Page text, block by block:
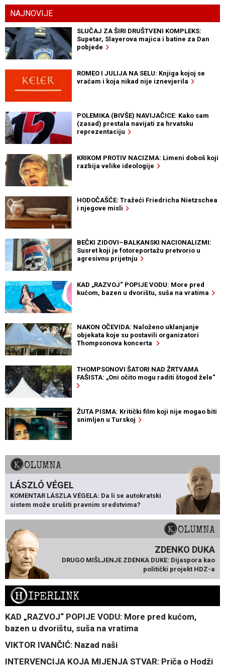
NAJNOVIJE
SLUČAJ ZA ŠIRI DRUŠTVENI KOMPLEKS:
Supetar, Slayerova majica i batine za Dan
pobjede
ROMEO I JULIJA NA SELU: Knjiga kojoj se
vraćam i koja nikad nije iznevjerila
POLEMIKA (BIVŠE) NAVIJAČICE: Kako sam
(zasad) prestala navijati za hrvatsku
reprezentaciju
KRIKOM PROTIV NACIZMA: Limeni doboš koji
razbija velike ideologije
HODOČAŠĆE: Tražeći Friedricha Nietzschea
i njegove misli
BEČKI ZIDOVI–BALKANSKI NACIONALIZMI:
Susret koji je fotoreportažu pretvorio u
agresivnu prijetnju
KAD „RAZVOJ“ POPIJE VODU: More pred
kućom, bazen u dvorištu, suša na vratima
NAKON OČEVIDA: Naloženo uklanjanje
objekata koje su postavili organizatori
Thompsonova koncerta
THOMPSONOVI ŠATORI NAD ŽRTVAMA
FAŠISTA: „Oni očito mogu raditi štogod žele“
ŽUTA PISMA: Kritički film koji nije mogao biti
snimljen u Turskoj
KOLUMNA
LÁSZLÓ VÉGEL
KOMENTAR LÁSZLA VÉGELA: Da li se autokratski
sistem može srušiti pravnim sredstvima?
KOLUMNA
ZDENKO DUKA
DRUGO MIŠLJENJE ZDENKA DUKE: Dijaspora kao
politički projekt HDZ-a
HIPERLINK
KAD „RAZVOJ“ POPIJE VODU: More pred kućom,
bazen u dvorištu, suša na vratima
VIKTOR IVANČIĆ: Nazad naši
INTERVENCIJA KOJA MIJENJA STVAR: Priča o Hodži